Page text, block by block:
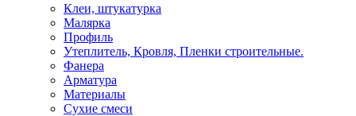
Клеи, штукатурка
Малярка
Профиль
Утеплитель, Кровля, Пленки строительные.
Фанера
Арматура
Материалы
Сухие смеси